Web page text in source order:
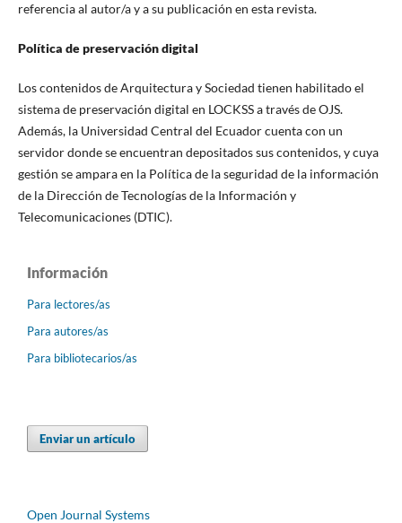
referencia al autor/a y a su publicación en esta revista.
Política de preservación digital
Los contenidos de Arquitectura y Sociedad tienen habilitado el
sistema de preservación digital en LOCKSS a través de OJS.
Además, la Universidad Central del Ecuador cuenta con un
servidor donde se encuentran depositados sus contenidos, y cuya
gestión se ampara en la Política de la seguridad de la información
de la Dirección de Tecnologías de la Información y
Telecomunicaciones (DTIC).
Información
Para lectores/as
Para autores/as
Para bibliotecarios/as
Enviar un artículo
Open Journal Systems